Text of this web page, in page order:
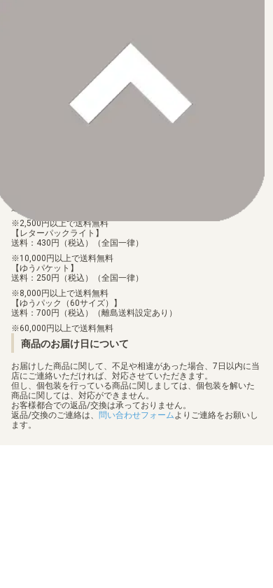
各種ブランドのカードをご利用いただけます。
【Paidy（後払い/コンビニ払い）】
お支払後の在庫確保となりますため、お早めにお支払をお願いし
なお、お支払口座は、注文確認メールに記載しております。
振込手数料はお客様負担となります。
送料：100円（税込）（全国一律）
2,500円以上で送料無料
【レターパックライト】
送料：430円（税込）（全国一律）
10,000円以上で送料無料
【ゆうパケット】
送料：250円（税込）（全国一律）
8,000円以上で送料無料
【ゆうパック（60サイズ）】
送料：700円（税込）（離島送料設定あり）
60,000円以上で送料無料
商品のお届け日について
お届けした商品に関して、不足や相違があった場合、7日以内に当
店にご連絡いただければ、対応させていただきます。
但し、個包装を行っている商品に関しましては、個包装を解いた
商品に関しては、対応ができません。
お客様都合での返品/交換は承っておりません。
返品/交換のご連絡は、 問い合わせフォームよりご連絡をお願いし
ます。